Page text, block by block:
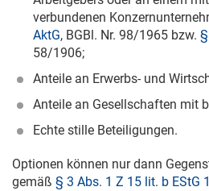
verbundenen
AktG, BGBl. Nr. 98/1965 bzw.
58/1906;
Anteile an Erwerbs- und
Anteile an Gesellschaften mit
Echte stille Beteiligungen.
Optionen können nur dann
gemäß § 3 Abs. 1 Z 15 lit. b EStG